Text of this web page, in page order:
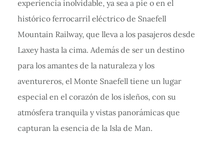
experiencia inolvidable, ya sea a pie o en el
histórico ferrocarril eléctrico de Snaefell
Mountain Railway, que lleva a los pasajeros desde
Laxey hasta la cima. Además de ser un destino
para los amantes de la naturaleza y los
aventureros, el Monte Snaefell tiene un lugar
especial en el corazón de los isleños, con su
atmósfera tranquila y vistas panorámicas que
capturan la esencia de la Isla de Man.